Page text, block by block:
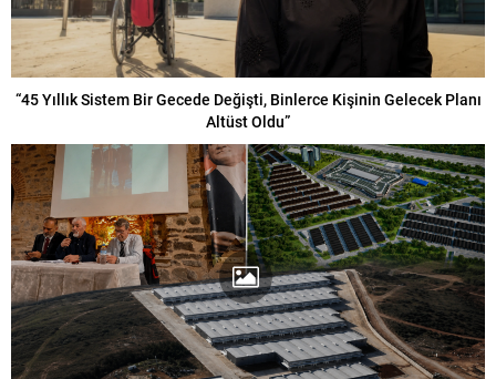
“45 Yıllık Sistem Bir Gecede Değişti, Binlerce Kişinin Gelecek Planı
Altüst Oldu”